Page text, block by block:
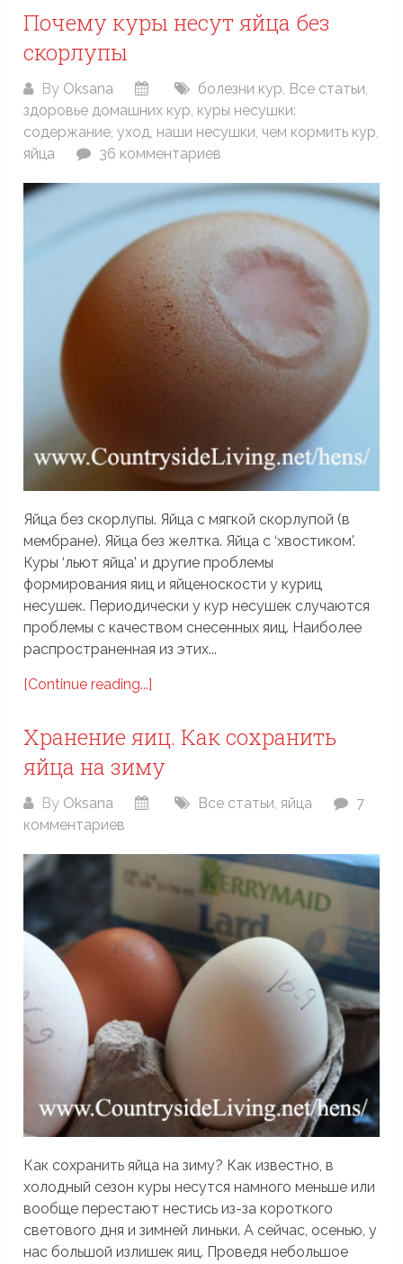
Почему куры несут яйца без
скорлупы
By Oksana болезни кур, Все статьи,
здоровье домашних кур, куры несушки:
содержание, уход, наши несушки, чем кормить кур,
яйца
36 комментариев
Яйца без скорлупы. Яйца с мягкой скорлупой (в
мембране). Яйца без желтка. Яйца с ‘хвостиком’.
Куры ‘льют яйца’ и другие проблемы
формирования яиц и яйценоскости у куриц
несушек. Периодически у кур несушек случаются
проблемы с качеством снесенных яиц. Наиболее
распространенная из этих...
[Continue reading...]
Хранение яиц. Как сохранить
яйца на зиму
By Oksana Все статьи яйца
7
комментариев
Как сохранить яйца на зиму? Как известно, в
холодный сезон куры несутся намного меньше или
вообще перестают нестись из-за короткого
светового дня и зимней линьки. А сейчас, осенью, у
нас большой излишек яиц. Проведя небольшое